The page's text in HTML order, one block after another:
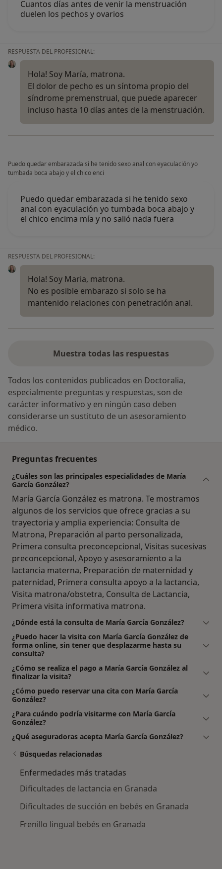
Cuantos días antes de venir la menstruación
duelen los pechos y ovarios
RESPUESTA DEL PROFESIONAL:
Hola! Soy María, matrona.
El dolor de pecho es un síntoma propio del
síndrome premenstrual, que puede aparecer
incluso hasta 10 días antes de la menstruación.
Puedo quedar embarazada si he tenido sexo anal con eyaculación yo
tumbada boca abajo y el chico enci
Puedo quedar embarazada si he tenido sexo
anal con eyaculación yo tumbada boca abajo y
el chico encima mía y no salió nada fuera
RESPUESTA DEL PROFESIONAL:
Hola! Soy Maria, matrona.
No es posible embarazo si solo se ha
mantenido relaciones con penetración anal.
Muestra todas las respuestas
Todos los contenidos publicados en Doctoralia,
especialmente preguntas y respuestas, son de
carácter informativo y en ningún caso deben
considerarse un sustituto de un asesoramiento
médico.
Preguntas frecuentes
¿Cuáles son las principales especialidades de María
García González?
María García González es matrona. Te mostramos
algunos de los servicios que ofrece gracias a su
trayectoria y amplia experiencia: Consulta de
Matrona, Preparación al parto personalizada,
Primera consulta preconcepcional, Visitas sucesivas
preconcepcional, Apoyo y asesoramiento a la
lactancia materna, Preparación de maternidad y
paternidad, Primera consulta apoyo a la lactancia,
Visita matrona/obstetra, Consulta de Lactancia,
Primera visita informativa matrona.
¿Dónde está la consulta de María García González?
¿Puedo hacer la visita con María García González de
forma online, sin tener que desplazarme hasta su
consulta?
¿Cómo se realiza el pago a María García González al
finalizar la visita?
¿Cómo puedo reservar una cita con María García
González?
¿Para cuándo podría visitarme con María García
González?
¿Qué aseguradoras acepta María García González?
Búsquedas relacionadas
Enfermedades más tratadas
Dificultades de lactancia en Granada
Dificultades de succión en bebés en Granada
Frenillo lingual bebés en Granada